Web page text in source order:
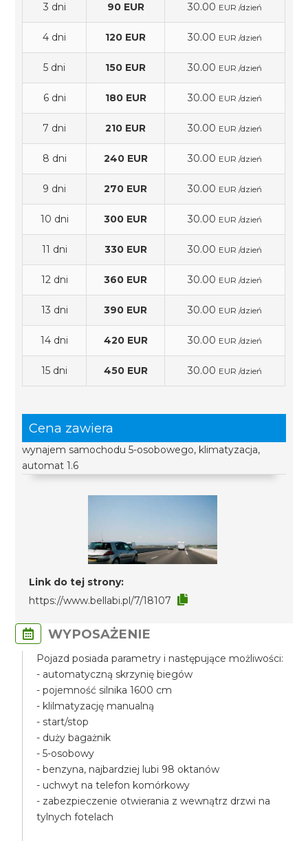
3 dni 90 EUR 30.00 EUR /dzień
4 dni 120 EUR 30.00 EUR /dzień
5 dni 150 EUR 30.00 EUR /dzień
6 dni 180 EUR 30.00 EUR /dzień
7 dni 210 EUR 30.00 EUR /dzień
8 dni 240 EUR 30.00 EUR /dzień
9 dni 270 EUR 30.00 EUR /dzień
10 dni 300 EUR 30.00 EUR /dzień
11 dni 330 EUR 30.00 EUR /dzień
12 dni 360 EUR 30.00 EUR /dzień
13 dni 390 EUR 30.00 EUR /dzień
14 dni 420 EUR 30.00 EUR /dzień
15 dni 450 EUR 30.00 EUR /dzień
Cena zawiera
wynajem samochodu 5-osobowego, klimatyzacja,
automat 1.6
Link do tej strony:
https://www.bellabi.pl/7/18107
WYPOSAŻENIE
Pojazd posiada parametry i następujące możliwości:
- automatyczną skrzynię biegów
- pojemność silnika 1600 cm
- klilmatyzację manualną
- start/stop
- duży bagażnik
- 5-osobowy
- benzyna, najbardziej lubi 98 oktanów
- uchwyt na telefon komórkowy
- zabezpieczenie otwierania z wewnątrz drzwi na
tylnych fotelach